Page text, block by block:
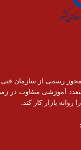
آموزشی متفاوت در
روانه بازار کار کند.